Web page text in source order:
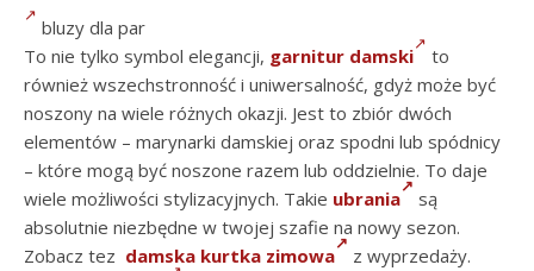
bluzy dla par
To nie tylko symbol elegancji, garnitur damski
to
również wszechstronność i uniwersalność, gdyż może być
noszony na wiele różnych okazji. Jest to zbiór dwóch
elementów – marynarki damskiej oraz spodni lub spódnicy
– które mogą być noszone razem lub oddzielnie. To daje
wiele możliwości stylizacyjnych. Takie ubrania
są
absolutnie niezbędne w twojej szafie na nowy sezon.
Zobacz tez damska kurtka zimowa
z wyprzedaży.